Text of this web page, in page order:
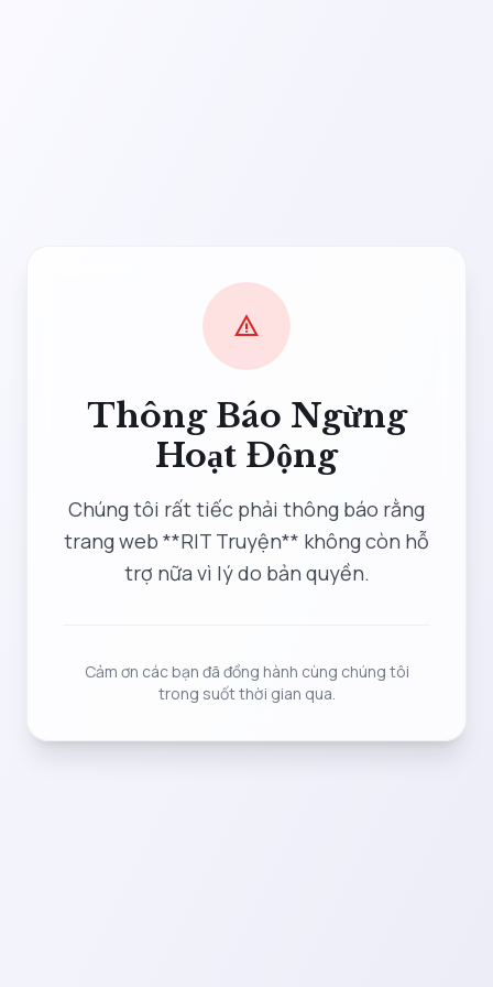
warning
Thông Báo Ngừng
Hoạt Động
Chúng tôi rất tiếc phải thông báo rằng
trang web **RIT Truyện** không còn hỗ
trợ nữa vì lý do bản quyền.
Cảm ơn các bạn đã đồng hành cùng chúng tôi
trong suốt thời gian qua.